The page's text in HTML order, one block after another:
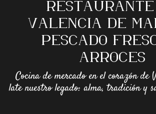
VALENCIA DE
PESCADO
ARROCES
Cocina de mercado en el corazón de
late nuestro legado: alma, tradición y